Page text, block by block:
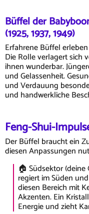
Büffel der
(1925, 1937, 1949)
Erfahrene Büffel
Die Rolle verlagert sich
ihnen wunderbar.
und Gelassenheit.
und Verdauung
und handwerkliche
Feng-Shui-
Der Büffel braucht ein
diesen Anpassungen
🏠 Südsektor
regiert im Süden
diesen Bereich mit
Akzenten. Ein
Energie und zieht